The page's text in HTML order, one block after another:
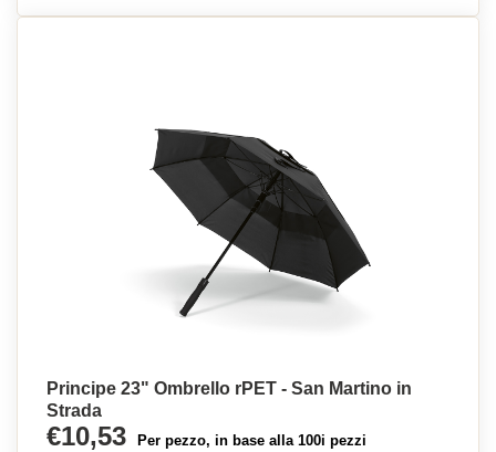
Principe 23" Ombrello rPET - San Martino in
Strada
€10,53 Per pezzo, in base alla 100i pezzi